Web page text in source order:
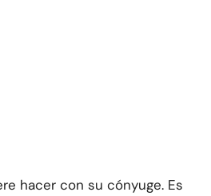
hacer con su cónyuge. Es